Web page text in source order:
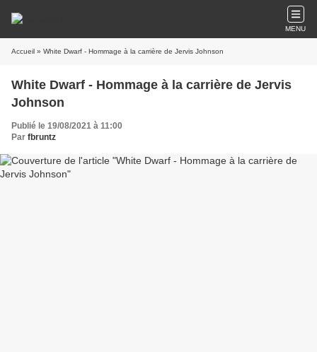
MENU
Accueil » White Dwarf - Hommage à la carrière de Jervis Johnson
White Dwarf - Hommage à la carrière de Jervis
Johnson
Publié le 19/08/2021 à 11:00
Par fbruntz